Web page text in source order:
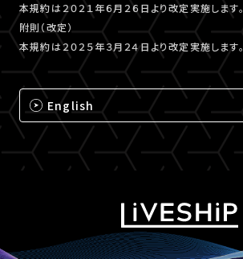
本規約は２０２１年６月２６日より改定実施します。
附則（改定）
本規約は２０２５年３月２４日より改定実施します。
English